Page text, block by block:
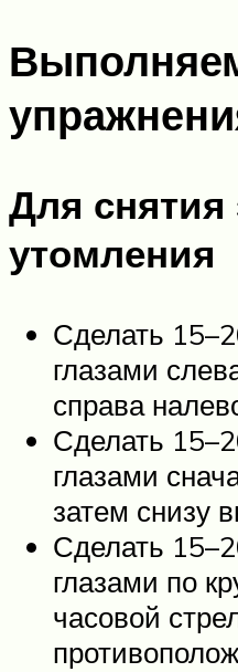
Для снятия
утомления
Сделать
глазами
справа
Сделать
глазами
затем снизу
Сделать
глазами по
часовой